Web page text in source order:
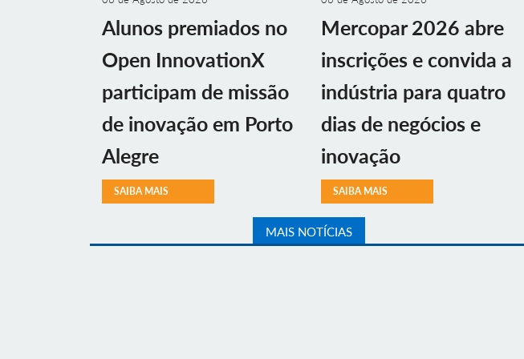
Alunos premiados no
Open InnovationX
participam de missão
de inovação em Porto
Alegre
SAIBA MAIS
Mercopar 2026 abre
inscrições e convida a
indústria para quatro
dias de negócios e
inovação
SAIBA MAIS
MAIS NOTÍCIAS